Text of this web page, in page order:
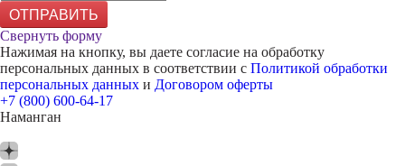
ОТПРАВИТЬ
Свернуть форму
Нажимая на кнопку, вы даете согласие на обработку
персональных данных в соответствии с Политикой обработки
персональных данных и Договором оферты
+7 (800) 600-64-17
Наманган